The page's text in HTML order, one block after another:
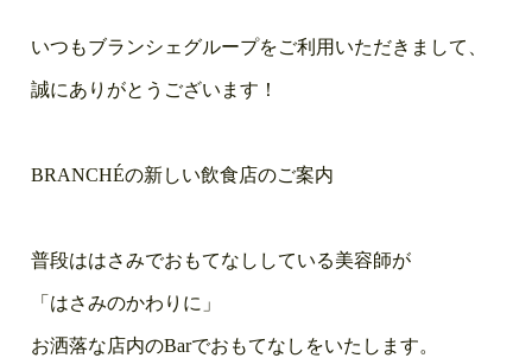
いつもブランシェグループをご利用いただきまして、
誠にありがとうございます！
BRANCHÉの新しい飲食店のご案内
普段ははさみでおもてなししている美容師が
「はさみのかわりに」
お洒落な店内のBarでおもてなしをいたします。